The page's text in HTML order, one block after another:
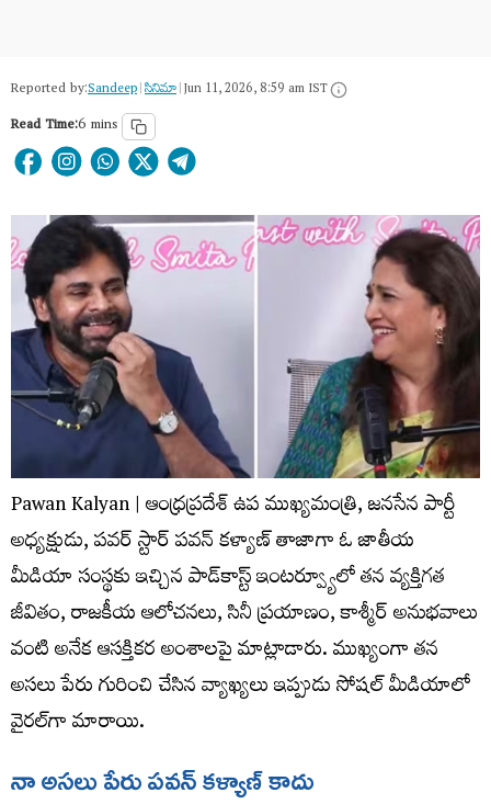
Reported by:Sandeep|సినిమా|Jun 11, 2026, 8:59 am IST
Read Time:6 mins
Pawan Kalyan | ఆంధ్రప్రదేశ్ ఉప ముఖ్యమంత్రి, జనసేన పార్టీ
అధ్యక్షుడు, పవర్ స్టార్ పవన్ కళ్యాణ్ తాజాగా ఓ జాతీయ
మీడియా సంస్థకు ఇచ్చిన పాడ్‌కాస్ట్ ఇంటర్వ్యూలో తన వ్యక్తిగత
జీవితం, రాజకీయ ఆలోచనలు, సినీ ప్రయాణం, కాశ్మీర్ అనుభవాలు
వంటి అనేక ఆసక్తికర అంశాలపై మాట్లాడారు. ముఖ్యంగా తన
అసలు పేరు గురించి చేసిన వ్యాఖ్యలు ఇప్పుడు సోషల్ మీడియాలో
వైరల్‌గా మారాయి.
నా అసలు పేరు పవన్ కళ్యాణ్ కాదు